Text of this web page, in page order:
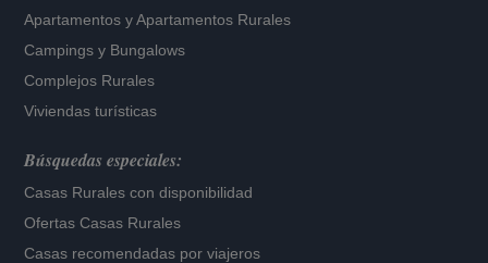
Apartamentos yApartamentos Rurales
Campings y Bungalows
Complejos Rurales
Viviendas turísticas
Búsquedas especiales:
Casas Rurales con disponibilidad
Ofertas Casas Rurales
Casas recomendadas por viajeros